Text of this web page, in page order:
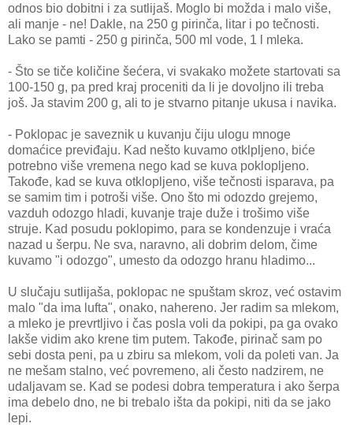
odnos bio dobitni i za sutlijaš. Moglo bi možda i malo više,
ali manje - ne! Dakle, na 250 g pirinča, litar i po tečnosti.
Lako se pamti - 250 g pirinča, 500 ml vode, 1 l mleka.
- Što se tiče količine šećera, vi svakako možete startovati sa
100-150 g, pa pred kraj proceniti da li je dovoljno ili treba
još. Ja stavim 200 g, ali to je stvarno pitanje ukusa i navika.
- Poklopac je saveznik u kuvanju čiju ulogu mnoge
domaćice previđaju. Kad nešto kuvamo otklpljeno, biće
potrebno više vremena nego kad se kuva poklopljeno.
Takođe, kad se kuva otklopljeno, više tečnosti isparava, pa
se samim tim i potroši više. Ono što mi odozdo grejemo,
vazduh odozgo hladi, kuvanje traje duže i trošimo više
struje. Kad posudu poklopimo, para se kondenzuje i vraća
nazad u šerpu. Ne sva, naravno, ali dobrim delom, čime
kuvamo "i odozgo", umesto da odozgo hranu hladimo...
U slučaju sutlijaša, poklopac ne spuštam skroz, već ostavim
malo "da ima lufta", onako, nahereno. Jer radim sa mlekom,
a mleko je prevrtljivo i čas posla voli da pokipi, pa ga ovako
lakše vidim ako krene tim putem. Takođe, pirinač sam po
sebi dosta peni, pa u zbiru sa mlekom, voli da poleti van. Ja
ne mešam stalno, već povremeno, ali često nadzirem, ne
udaljavam se. Kad se podesi dobra temperatura i ako šerpa
ima debelo dno, ne bi trebalo išta da pokipi, niti da se jako
lepi.